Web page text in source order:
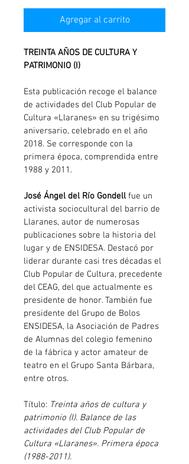
Agregar al carrito
TREINTA AÑOS DE CULTURA Y
PATRIMONIO (I)
Esta publicación recoge el balance
de actividades del Club Popular de
Cultura «Llaranes» en su trigésimo
aniversario, celebrado en el año
2018. Se corresponde con la
primera época, comprendida entre
1988 y 2011.
José Ángel del Río Gondell fue un
activista sociocultural del barrio de
Llaranes, autor de numerosas
publicaciones sobre la historia del
lugar y de ENSIDESA. Destacó por
liderar durante casi tres décadas el
Club Popular de Cultura, precedente
del CEAG, del que actualmente es
presidente de honor. También fue
presidente del Grupo de Bolos
ENSIDESA, la Asociación de Padres
de Alumnas del colegio femenino
de la fábrica y actor amateur de
teatro en el Grupo Santa Bárbara,
entre otros.
Título: Treinta años de cultura y
patrimonio (I). Balance de las
actividades del Club Popular de
Cultura «Llaranes». Primera época
(1988-2011).